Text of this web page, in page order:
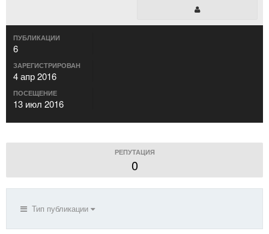
ПУБЛИКАЦИИ
6
ЗАРЕГИСТРИРОВАН
4 апр 2016
ПОСЕЩЕНИЕ
13 июл 2016
РЕПУТАЦИЯ
0
Тип публикации